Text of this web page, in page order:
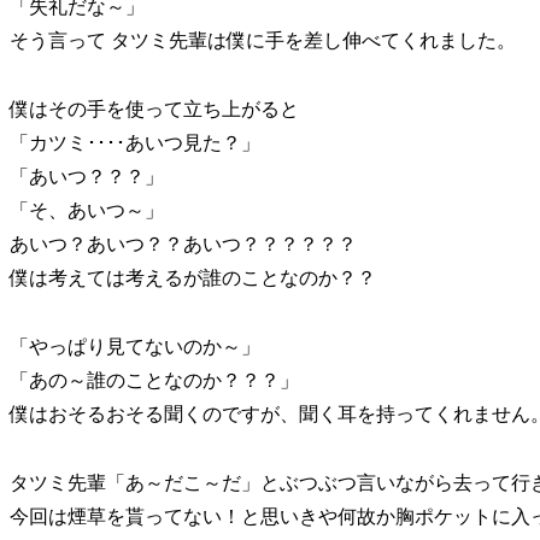
「失礼だな～」
そう言って タツミ先輩は僕に手を差し伸べてくれました。
僕はその手を使って立ち上がると
「カツミ････あいつ見た？」
「あいつ？？？」
「そ、あいつ～」
あいつ？あいつ？？あいつ？？？？？？
僕は考えては考えるが誰のことなのか？？
「やっぱり見てないのか～」
「あの～誰のことなのか？？？」
僕はおそるおそる聞くのですが、聞く耳を持ってくれません。
タツミ先輩「あ～だこ～だ」とぶつぶつ言いながら去って行
今回は煙草を貰ってない！と思いきや何故か胸ポケットに入